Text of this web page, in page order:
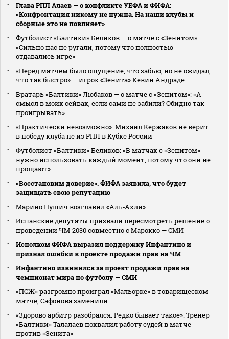
Глава РПЛ Алаев — о конфликте УЕФА и ФИФА:
«Конфронтация никому не нужна. На наши клубы и
сборные это не повлияет»
Футболист «Балтики» Беликов — о матче с «Зенитом»:
«Сильно нас не ругали, потому что полностью
отдавались игре»
«Перед матчем было ощущение, что забью, но не ожидал,
что так быстро» — игрок «Зенита» Кевин Андраде
Вратарь «Балтики» Любаков — о матче с «Зенитом»: «А
смысл в моих сейвах, если сами не забили? Обидно так
проигрывать»
«Практически невозможно». Михаил Кержаков не верит
в победу клуба не из РПЛ в Кубке России
Футболист «Балтики» Беликов: «В матчах с «Зенитом»
нужно использовать каждый момент, потому что они не
прощают»
«Восстановим доверие». ФИФА заявила, что будет
защищать свою репутацию
Марино Пушич возглавил «Аль‑Ахли»
Испанские депутаты призвали пересмотреть решение о
проведении ЧМ‑2030 совместно с Марокко — СМИ
Исполком ФИФА выразил поддержку Инфантино и
признал ошибки в проекте продажи прав на ЧМ
Инфантино извинился за проект продажи прав на
чемпионат мира по футболу — СМИ
«ПСЖ» разгромно проиграл «Мальорке» в товарищеском
матче, Сафонова заменили
«Здорово арбитр разобрался. Редко бывает такое». Тренер
«Балтики» Талалаев похвалил работу судей в матче
против «Зенита»